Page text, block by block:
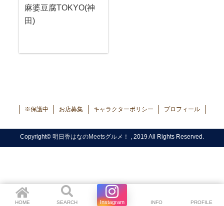
麻婆豆腐TOKYO(神
田)
※保護中 お店募集 キャラクターポリシー プロフィール
Copyright© 明日香はなのMeetsグルメ！ , 2019 All Rights Reserved.
HOME SEARCH Instagram INFO PROFILE
Instagram